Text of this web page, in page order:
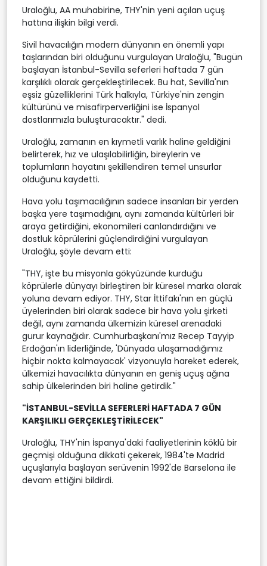
Uraloğlu, AA muhabirine, THY'nin yeni açılan uçuş
hattına ilişkin bilgi verdi.
Sivil havacılığın modern dünyanın en önemli yapı
taşlarından biri olduğunu vurgulayan Uraloğlu, "Bugün
başlayan İstanbul-Sevilla seferleri haftada 7 gün
karşılıklı olarak gerçekleştirilecek. Bu hat, Sevilla'nın
eşsiz güzelliklerini Türk halkıyla, Türkiye'nin zengin
kültürünü ve misafirperverliğini ise İspanyol
dostlarımızla buluşturacaktır." dedi.
Uraloğlu, zamanın en kıymetli varlık haline geldiğini
belirterek, hız ve ulaşılabilirliğin, bireylerin ve
toplumların hayatını şekillendiren temel unsurlar
olduğunu kaydetti.
Hava yolu taşımacılığının sadece insanları bir yerden
başka yere taşımadığını, aynı zamanda kültürleri bir
araya getirdiğini, ekonomileri canlandırdığını ve
dostluk köprülerini güçlendirdiğini vurgulayan
Uraloğlu, şöyle devam etti:
"THY, işte bu misyonla gökyüzünde kurduğu
köprülerle dünyayı birleştiren bir küresel marka olarak
yoluna devam ediyor. THY, Star İttifakı'nın en güçlü
üyelerinden biri olarak sadece bir hava yolu şirketi
değil, aynı zamanda ülkemizin küresel arenadaki
gurur kaynağıdır. Cumhurbaşkanı'mız Recep Tayyip
Erdoğan'ın liderliğinde, 'Dünyada ulaşamadığımız
hiçbir nokta kalmayacak' vizyonuyla hareket ederek,
ülkemizi havacılıkta dünyanın en geniş uçuş ağına
sahip ülkelerinden biri haline getirdik."
"İSTANBUL-SEVİLLA SEFERLERİ HAFTADA 7 GÜN
KARŞILIKLI GERÇEKLEŞTİRİLECEK"
Uraloğlu, THY'nin İspanya'daki faaliyetlerinin köklü bir
geçmişi olduğuna dikkati çekerek, 1984'te Madrid
uçuşlarıyla başlayan serüvenin 1992'de Barselona ile
devam ettiğini bildirdi.